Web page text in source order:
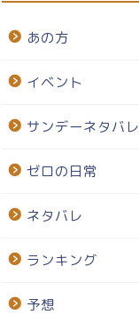
あの方
イベント
サンデーネタバレ
ゼロの日常
ネタバレ
ランキング
予想